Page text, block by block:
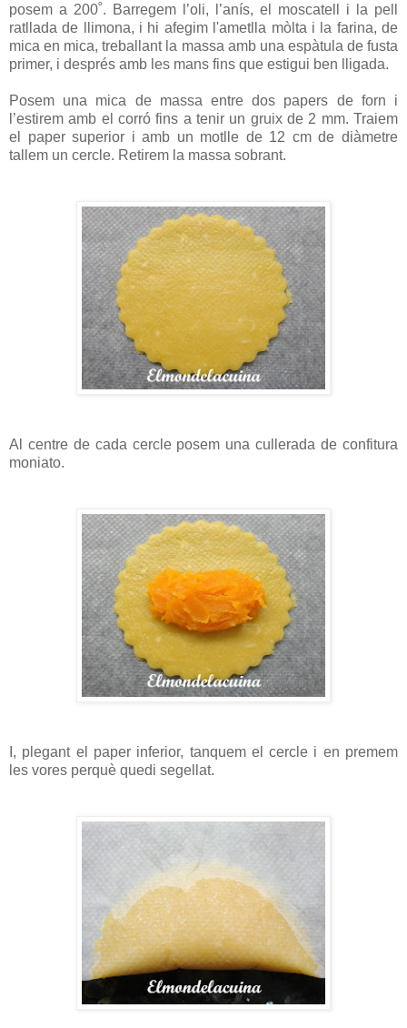
posem a 200˚. Barregem l’oli, l’anís, el moscatell i la pell
ratllada de llimona, i hi afegim l'ametlla mòlta i la farina, de
mica en mica, treballant la massa amb una espàtula de fusta
primer, i després amb les mans fins que estigui ben lligada.
Posem una mica de massa entre dos papers de forn i
l’estirem amb el corró fins a tenir un gruix de 2 mm. Traiem
el paper superior i amb un motlle de 12 cm de diàmetre
tallem un cercle. Retirem la massa sobrant.
Al centre de cada cercle posem una cullerada de confitura
moniato.
I, plegant el paper inferior, tanquem el cercle i en premem
les vores perquè quedi segellat.